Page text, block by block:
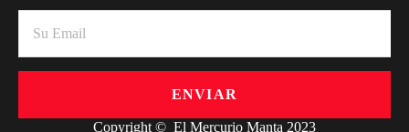
ENVIAR
Copyright © El Mercurio Manta 2023